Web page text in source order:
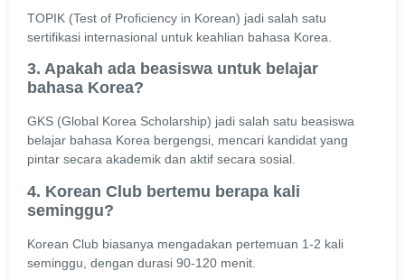
TOPIK (Test of Proficiency in Korean) jadi salah satu
sertifikasi internasional untuk keahlian bahasa Korea.
3. Apakah ada beasiswa untuk belajar
bahasa Korea?
GKS (Global Korea Scholarship) jadi salah satu beasiswa
belajar bahasa Korea bergengsi, mencari kandidat yang
pintar secara akademik dan aktif secara sosial.
4. Korean Club bertemu berapa kali
seminggu?
Korean Club biasanya mengadakan pertemuan 1-2 kali
seminggu, dengan durasi 90-120 menit.